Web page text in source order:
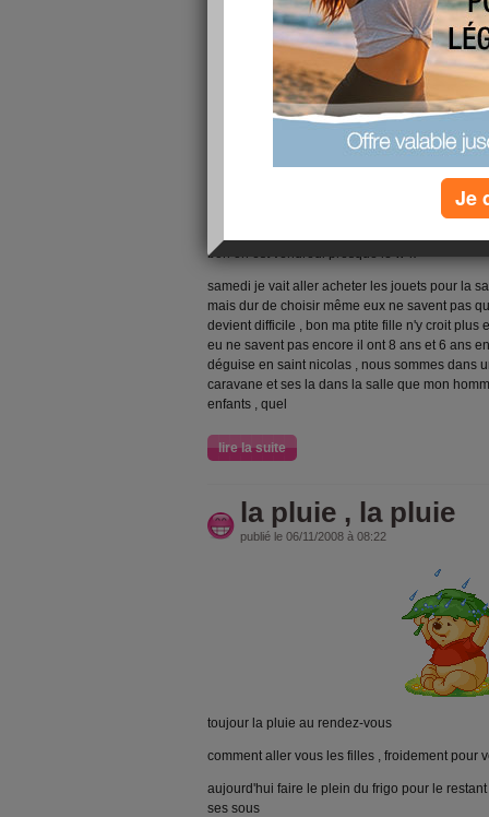
aller il faut que je m'y remet je doit avoir
ha ses médicament il on bon dos quand méme
bon on est vendredi presque le w-k
samedi je vait aller acheter les jouets pour la
mais dur de choisir même eux ne savent pas
devient difficile , bon ma ptite fille n'y croit plus
eu ne savent pas encore il ont 8 ans et 6 ans
déguise en saint nicolas , nous sommes dans
caravane et ses la dans la salle que mon
enfants , quel
lire la suite
la pluie , la pluie
publié le 06/11/2008 à 08:22
toujour la pluie au rendez-vous
comment aller vous les filles , froidement pour
aujourd'hui faire le plein du frigo pour le
ses sous
Je